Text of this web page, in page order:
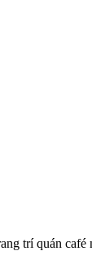
trí quán